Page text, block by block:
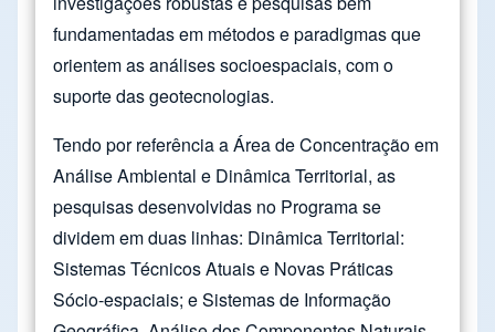
fundamentadas em métodos e paradigmas que
orientem as análises socioespaciais, com o
suporte das geotecnologias.
Tendo por referência a Área de Concentração em
Análise Ambiental e Dinâmica Territorial, as
pesquisas desenvolvidas no Programa se
dividem em duas linhas: Dinâmica Territorial:
Sistemas Técnicos Atuais e Novas Práticas
Sócio-espaciais; e Sistemas de Informação